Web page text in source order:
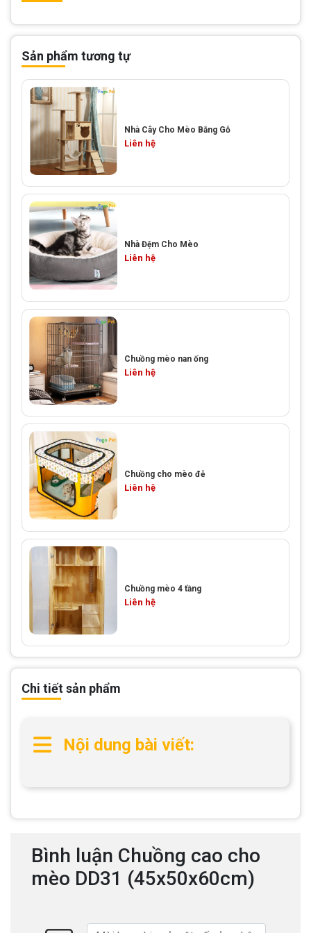
Chi tiết sản phẩm
Nội dung bài viết:
Bình luận Chuồng cao cho
mèo DD31 (45x50x60cm)
Sản phẩm tương tự
Nhà Cây Cho Mèo Bằng Gỗ
Liên hệ
Nhà Đệm Cho Mèo
Liên hệ
Chuồng mèo nan ống
Liên hệ
Chuồng cho mèo đẻ
Liên hệ
Chuồng mèo 4 tầng
Liên hệ